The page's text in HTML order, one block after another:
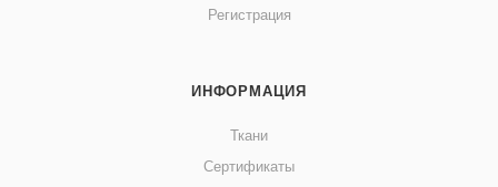
Регистрация
ИНФОРМАЦИЯ
Ткани
Сертификаты